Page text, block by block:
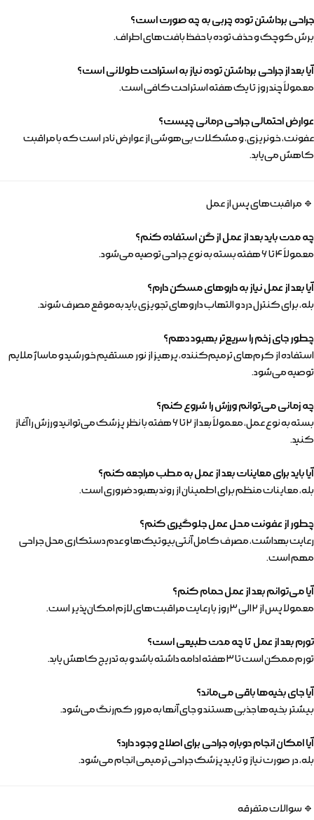
جراحی برداشتن توده چربی به چه صورت است؟
برش کوچک و حذف توده با حفظ بافت‌های اطراف.
آیا بعد از جراحی برداشتن توده نیاز به استراحت طولانی است؟
معمولاً چند روز تا یک هفته استراحت کافی است.
عوارض احتمالی جراحی درمانی چیست؟
عفونت، خونریزی، و مشکلات بی‌هوشی از عوارض نادر است که با مراقبت
کاهش می‌یابد.
🔹 مراقبت‌های پس از عمل
چه مدت باید بعد از عمل از گن استفاده کنم؟
معمولاً ۴ تا ۶ هفته بسته به نوع جراحی توصیه می‌شود.
آیا بعد از عمل نیاز به داروهای مسکن دارم؟
بله، برای کنترل درد و التهاب داروهای تجویزی باید به‌موقع مصرف شوند.
چطور جای زخم را سریع‌تر بهبود دهم؟
استفاده از کرم‌های ترمیم‌کننده، پرهیز از نور مستقیم خورشید و ماساژ ملایم
توصیه می‌شود.
چه زمانی می‌توانم ورزش را شروع کنم؟
بسته به نوع عمل، معمولاً بعد از ۲ تا ۶ هفته با نظر پزشک می‌توانید ورزش را آغاز
کنید.
آیا باید برای معاینات بعد از عمل به مطب مراجعه کنم؟
بله، معاینات منظم برای اطمینان از روند بهبود ضروری است.
چطور از عفونت محل عمل جلوگیری کنم؟
رعایت بهداشت، مصرف کامل آنتی‌بیوتیک‌ها و عدم دستکاری محل جراحی
مهم است.
آیا می‌توانم بعد از عمل حمام کنم؟
معمولا پس از ۲ الی ۳ روز با رعایت مراقبت‌های لازم امکان‌پذیر است.
تورم بعد از عمل تا چه مدت طبیعی است؟
تورم ممکن است تا ۳ هفته ادامه داشته باشد و به تدریج کاهش یابد.
آیا جای بخیه‌ها باقی می‌ماند؟
بیشتر بخیه‌ها جذبی هستند و جای آنها به مرور کم‌رنگ می‌شود.
آیا امکان انجام دوباره جراحی برای اصلاح وجود دارد؟
بله، در صورت نیاز و تایید پزشک جراحی ترمیمی انجام می‌شود.
🔹 سوالات متفرقه